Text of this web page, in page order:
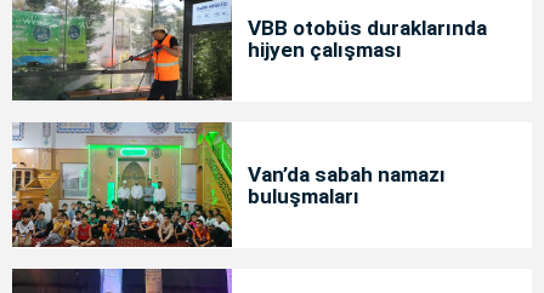
VBB otobüs duraklarında
hijyen çalışması
Van’da sabah namazı
buluşmaları